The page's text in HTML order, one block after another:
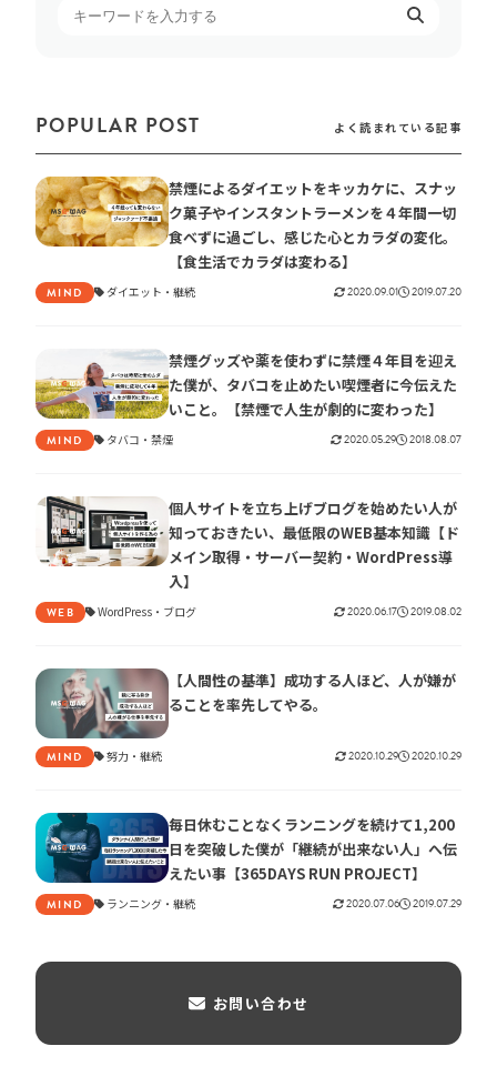
POPULAR POST よく読まれている記事
禁煙によるダイエットをキッカケに、スナッ
ク菓子やインスタントラーメンを４年間一切
食べずに過ごし、感じた心とカラダの変化。
【食生活でカラダは変わる】
MIND ダイエット 継続 2020.09.01 2019.07.20
禁煙グッズや薬を使わずに禁煙４年目を迎え
た僕が、タバコを止めたい喫煙者に今伝えた
いこと。【禁煙で人生が劇的に変わった】
MIND タバコ 禁煙 2020.05.29 2018.08.07
個人サイトを立ち上げブログを始めたい人が
知っておきたい、最低限のWEB基本知識【ド
メイン取得・サーバー契約・WordPress導
入】
WEB WordPress ブログ 2020.06.17 2019.08.02
【人間性の基準】成功する人ほど、人が嫌が
ることを率先してやる。
MIND 努力 継続 2020.10.29 2020.10.29
毎日休むことなくランニングを続けて1,200
日を突破した僕が「継続が出来ない人」へ伝
えたい事【365DAYS RUN PROJECT】
MIND ランニング 継続 2020.07.06 2019.07.29
お問い合わせ